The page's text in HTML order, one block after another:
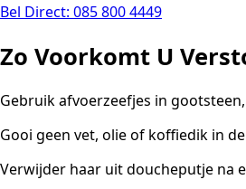
Bel Direct: 085 800 4449
Zo Voorkomt U
Gebruik afvoerzeefjes in
Gooi geen vet, olie of koffiedik in
Verwijder haar uit doucheputje na